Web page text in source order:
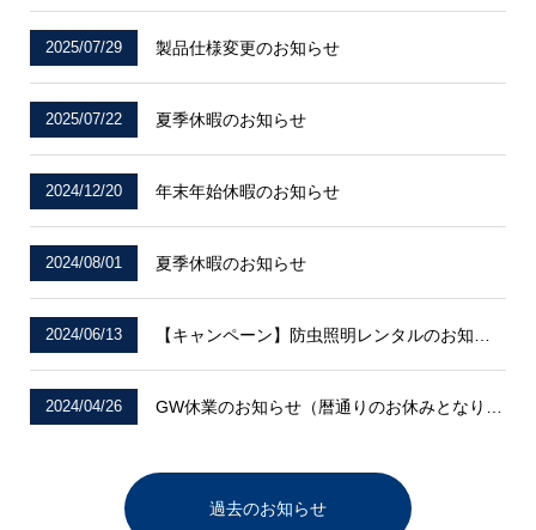
2025/07/29 製品仕様変更のお知らせ
2025/07/22 夏季休暇のお知らせ
2024/12/20 年末年始休暇のお知らせ
2024/08/01 夏季休暇のお知らせ
2024/06/13
2024/04/26
過去のお知らせ